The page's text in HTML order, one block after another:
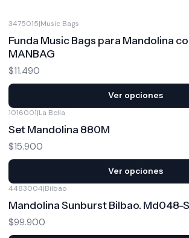
3475015|Music Bags
Funda Music Bags para Mandolina
MANBAG
$11.490
Ver opciones
1016001|La Bella
Set Mandolina 880M
$15.900
Ver opciones
4483004|Bilbao
Mandolina Sunburst Bilbao. Md048-
$99.900